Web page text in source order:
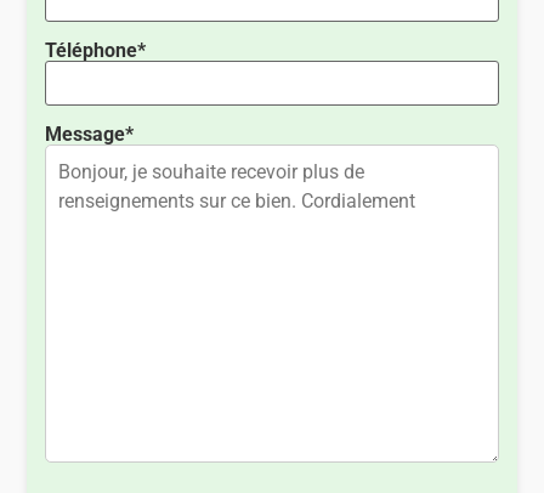
Téléphone*
Message*